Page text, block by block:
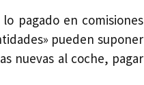
pagado en comisiones
pueden suponer
nuevas al coche, pagar